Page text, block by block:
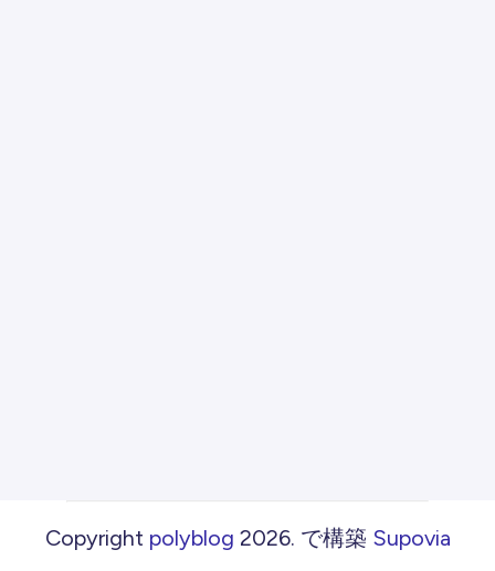
Copyright polyblog 2026. で構築 Supovia